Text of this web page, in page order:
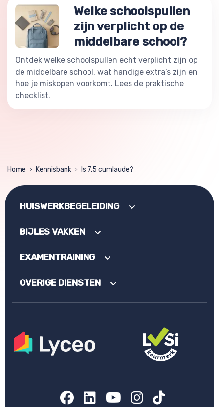
Welke schoolspullen
zijn verplicht op de
middelbare school?
Ontdek welke schoolspullen echt verplicht zijn op
de middelbare school, wat handige extra’s zijn en
hoe je miskopen voorkomt. Lees de praktische
checklist.
Home > Kennisbank > Is 7.5 cumlaude?
HUISWERKBEGELEIDING
BIJLES VAKKEN
EXAMENTRAINING
OVERIGE DIENSTEN
Facebook
LinkedIn
YouTube
Instagram
TikTok